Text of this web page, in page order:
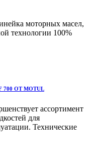
моторных масел,
технологии 100%
ОТ MOTUL
ассортимент
для
Технические